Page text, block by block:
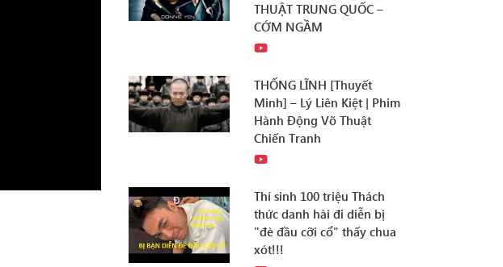
THUẬT TRUNG QUỐC –
CỚM NGẦM
THỐNG LĨNH [Thuyết
Minh] – Lý Liên Kiệt | Phim
Hành Động Võ Thuật
Chiến Tranh
Thí sinh 100 triệu Thách
thức danh hài đi diễn bị
"đè đầu cỡi cổ" thấy chua
xót!!!